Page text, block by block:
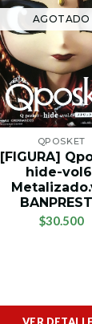
AGOTADO
QPOSKET
[FIGURA]
hide-
$30.500